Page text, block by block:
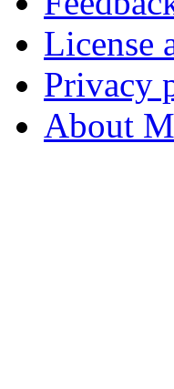
License
Privacy
About